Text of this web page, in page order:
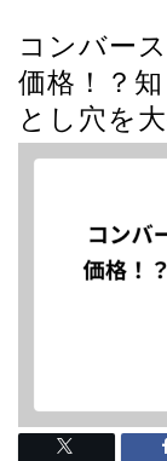
コンバー
価格！？
とし穴を